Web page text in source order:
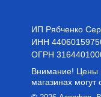
Внимание! Цены
магазинах могут
ИП Рябченко
ИНН
OГРН